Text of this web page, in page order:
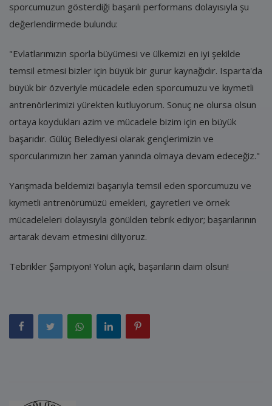
sporcumuzun gösterdiği başarılı performans dolayısıyla şu
değerlendirmede bulundu:
"Evlatlarımızın sporla büyümesi ve ülkemizi en iyi şekilde
temsil etmesi bizler için büyük bir gurur kaynağıdır. Isparta'da
büyük bir özveriyle mücadele eden sporcumuzu ve kıymetli
antrenörlerimizi yürekten kutluyorum. Sonuç ne olursa olsun
ortaya koydukları azim ve mücadele bizim için en büyük
başarıdır. Gülüç Belediyesi olarak gençlerimizin ve
sporcularımızın her zaman yanında olmaya devam edeceğiz."
Yarışmada beldemizi başarıyla temsil eden sporcumuzu ve
kıymetli antrenörümüzü emekleri, gayretleri ve örnek
mücadeleleri dolayısıyla gönülden tebrik ediyor; başarılarının
artarak devam etmesini diliyoruz.
Tebrikler Şampiyon! Yolun açık, başarıların daim olsun!